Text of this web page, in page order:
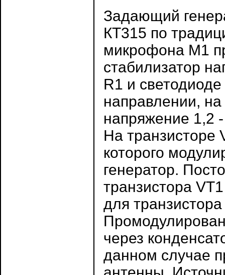
Задающий
КТ315 по
микрофона М1
стабилизатор
R1 и
направлении,
напряжение 1,2
На транзисторе
которого
генератор.
транзистора
для
через
данном случае